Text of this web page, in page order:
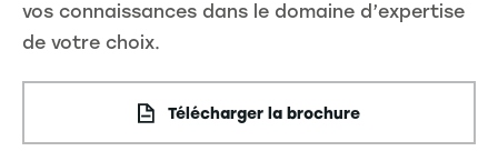
vos connaissances dans le domaine d’expertise
de votre choix.
Télécharger la brochure